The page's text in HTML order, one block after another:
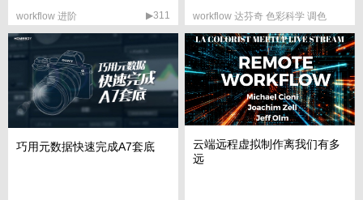
workflow 进阶 ▶311
workflow 达芬奇 色彩科学 调色
巧用元数据快速完成A7套底
云端远程虚拟制作离我们有多
远